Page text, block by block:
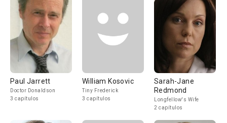
Paul Jarrett
Doctor Donaldson
3 capítulos
William Kosovic
Tiny Frederick
3 capítulos
Sarah-Jane
Redmond
Longfellow's Wife
2 capítulos